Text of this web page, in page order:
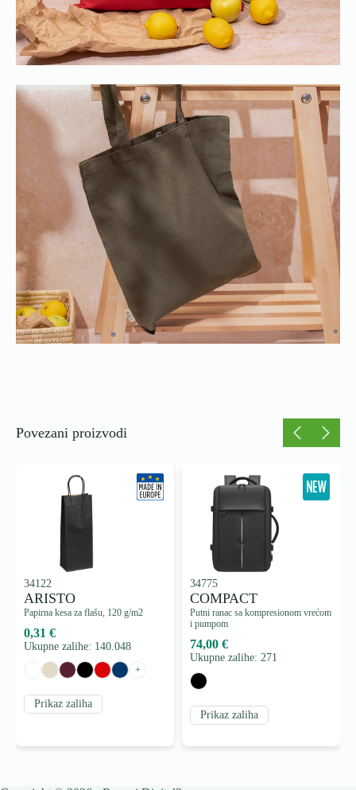
Povezani proizvodi
34122
ARISTO
Papirna kesa za flašu, 120 g/m2
0,31 €
Ukupne zalihe: 140.048
+
Prikaz zaliha
34775
COMPACT
Putni ranac sa kompresionom vrećom
i pumpom
74,00 €
Ukupne zalihe: 271
Prikaz zaliha